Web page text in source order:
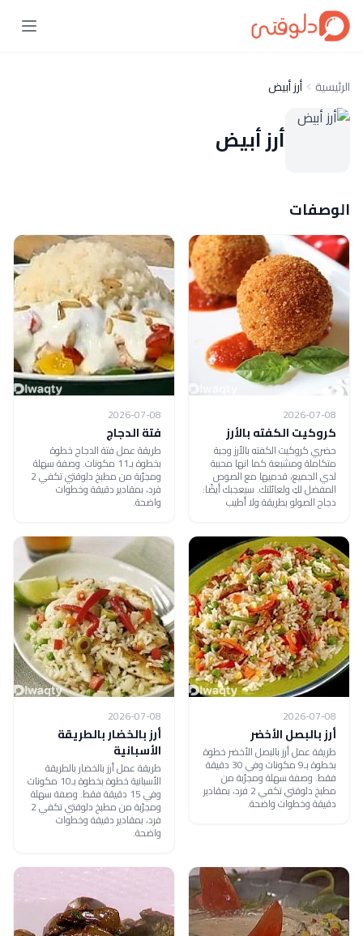
الرئيسية أرز أبيض
أرز أبيض
الوصفات
2026-07-08
كروكيت الكفته بالأرز
حضري كروكيت الكفته بالأرز وجبة
متكاملة ومشبعة كما انها محببة
لدي الجميع، قدميها مع الصوص
المفضل لكِ ولعائلتك. سيعجبك أيضًا:
دجاج الصولو بطريقة ولا أطيب
2026-07-08
فتة الدجاج
طريقة عمل فتة الدجاج خطوة
بخطوة بـ11 مكونات. وصفة سهلة
ومجرّبة من مطبخ دلوقتي تكفي 2
فرد، بمقادير دقيقة وخطوات
واضحة.
2026-07-08
أرز بالبصل الأخضر
طريقة عمل أرز بالبصل الأخضر خطوة
بخطوة بـ9 مكونات وفي 30 دقيقة
فقط. وصفة سهلة ومجرّبة من
مطبخ دلوقتي تكفي 2 فرد، بمقادير
دقيقة وخطوات واضحة.
2026-07-08
أرز بالخضار بالطريقة
الأسبانية
طريقة عمل أرز بالخضار بالطريقة
الأسبانية خطوة بخطوة بـ10 مكونات
وفي 15 دقيقة فقط. وصفة سهلة
ومجرّبة من مطبخ دلوقتي تكفي 2
فرد، بمقادير دقيقة وخطوات
واضحة.